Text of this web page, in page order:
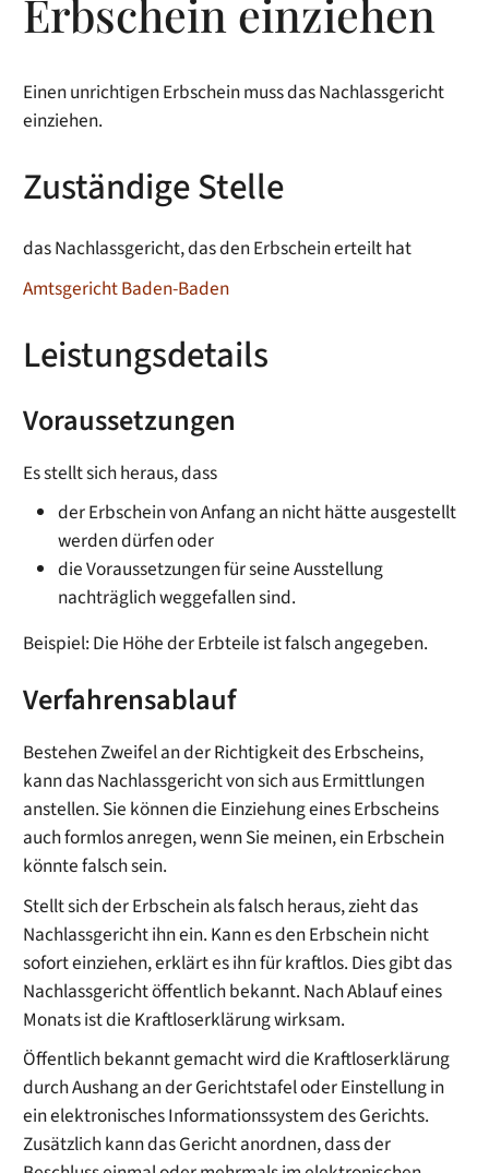
Erbschein einziehen
Einen unrichtigen Erbschein muss das Nachlassgericht
einziehen.
Zuständige Stelle
das Nachlassgericht, das den Erbschein erteilt hat
Amtsgericht Baden-Baden
Leistungsdetails
Voraussetzungen
Es stellt sich heraus, dass
der Erbschein von Anfang an nicht hätte ausgestellt
werden dürfen oder
die Voraussetzungen für seine Ausstellung
nachträglich weggefallen sind.
Beispiel: Die Höhe der Erbteile ist falsch angegeben.
Verfahrensablauf
Bestehen Zweifel an der Richtigkeit des Erbscheins,
kann das Nachlassgericht von sich aus Ermittlungen
anstellen. Sie können die Einziehung eines Erbscheins
auch formlos anregen, wenn Sie meinen, ein Erbschein
könnte falsch sein.
Stellt sich der Erbschein als falsch heraus, zieht das
Nachlassgericht ihn ein. Kann es den Erbschein nicht
sofort einziehen, erklärt es ihn für kraftlos. Dies gibt das
Nachlassgericht öffentlich bekannt. Nach Ablauf eines
Monats ist die Kraftloserklärung wirksam.
Öffentlich bekannt gemacht wird die Kraftloserklärung
durch Aushang an der Gerichtstafel oder Einstellung in
ein elektronisches Informationssystem des Gerichts.
Zusätzlich kann das Gericht anordnen, dass der